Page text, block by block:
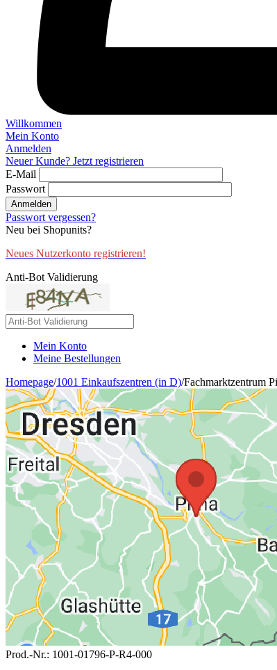
Willkommen
Mein Konto
Anmelden
Neuer Kunde? Jetzt registrieren
E-Mail
Passwort
Anmelden
Passwort vergessen?
Neu bei Shopunits?
Neues Nutzerkonto registrieren!
Anti-Bot Validierung
Mein Konto
Meine Bestellungen
Homepage/1001 Einkaufszentren (in D)/Fachmarktzentrum
Prod.-Nr.: 1001-01796-P-R4-000